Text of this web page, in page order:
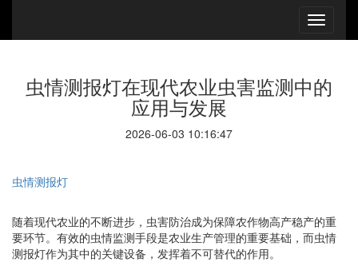
虫情测报灯在现代农业虫害监测中的
应用与发展
2026-06-03 10:16:47
虫情测报灯
随着现代农业的不断进步，虫害防治成为保障农作物高产稳产的重
要环节。有效的虫情监测手段是农业生产管理的重要基础，而虫情
测报灯作为其中的关键设备，发挥着不可替代的作用。